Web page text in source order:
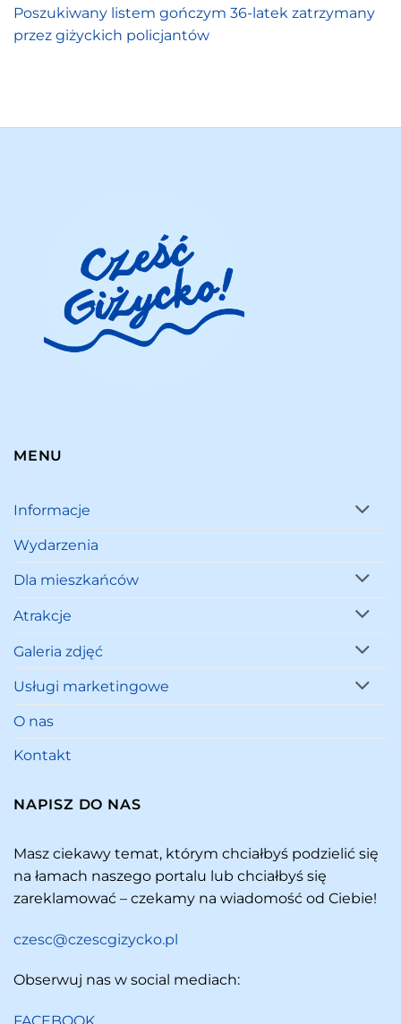
Poszukiwany listem gończym 36-latek zatrzymany
przez giżyckich policjantów
MENU
Informacje
Wydarzenia
Dla mieszkańców
Atrakcje
Galeria zdjęć
Usługi marketingowe
O nas
Kontakt
NAPISZ DO NAS
Masz ciekawy temat, którym chciałbyś podzielić się
na łamach naszego portalu lub chciałbyś się
zareklamować – czekamy na wiadomość od Ciebie!
czesc@czescgizycko.pl
Obserwuj nas w social mediach: